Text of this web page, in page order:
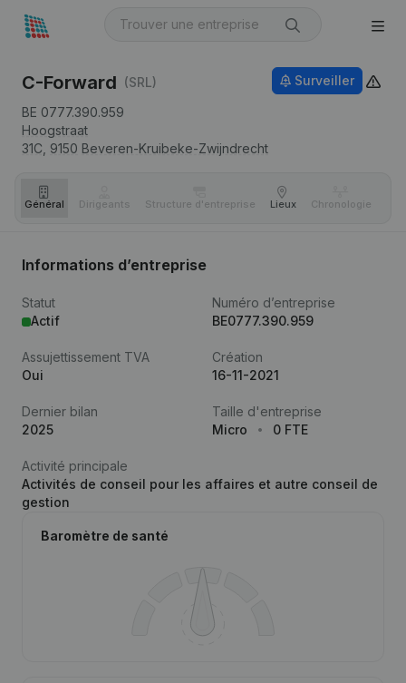
C-Forward (SRL)
BE 0777.390.959
Hoogstraat
31C, 9150 Beveren-Kruibeke-Zwijndrecht
Surveiller
Général Dirigeants Structure d'entreprise Lieux Chronologie
Informations d’entreprise
Statut
Actif
Numéro d’entreprise
BE0777.390.959
Assujettissement TVA
Oui
Création
16-11-2021
Dernier bilan
2025
Taille d'entreprise
Micro
0 FTE
Activité principale
Activités de conseil pour les affaires et autre conseil de
gestion
Baromètre de santé